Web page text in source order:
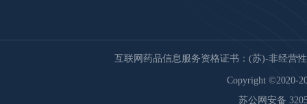
互联网药品信息服务资格证书：(苏)-非经营性
Copyright ©2020-
苏公网安备